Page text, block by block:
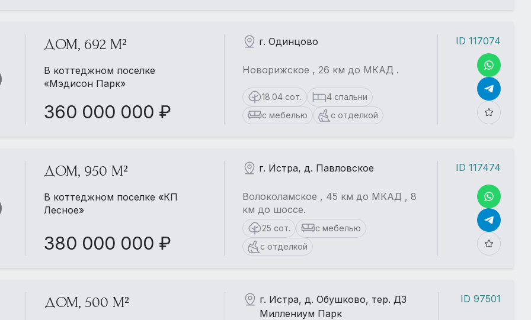
ДОМ, 692 М²
В коттеджном поселке
«Мэдисон Парк»
360 000 000 ₽
г. Одинцово
Новорижское , 26 км до МКАД .
18.04 сот.
4 спальни
с мебелью
с отделкой
ID 117074
ДОМ, 950 М²
В коттеджном поселке «КП
Лесное»
380 000 000 ₽
г. Истра, д. Павловское
Волоколамское , 45 км до МКАД , 8
км до шоссе.
25 сот.
с мебелью
с отделкой
ID 117474
ДОМ, 500 М²
г. Истра, д. Обушково, тер. ДЗ
Миллениум Парк
ID 97501